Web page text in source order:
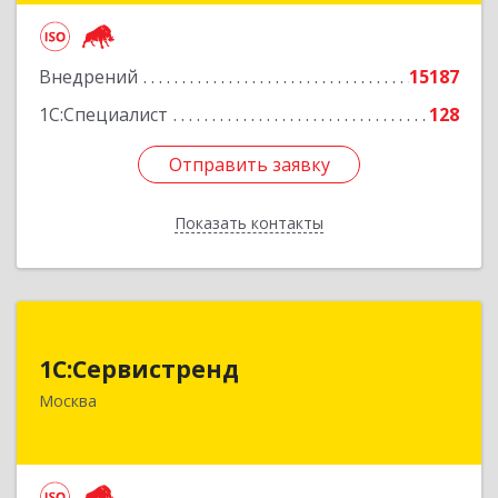
Внедрений
15187
1С:Специалист
128
Отправить заявку
Показать контакты
Отправить заявку
Назад
1С:Сервистренд
Москва
107023, Москва г, Семёновский пер, дом № 15,
Подробнее